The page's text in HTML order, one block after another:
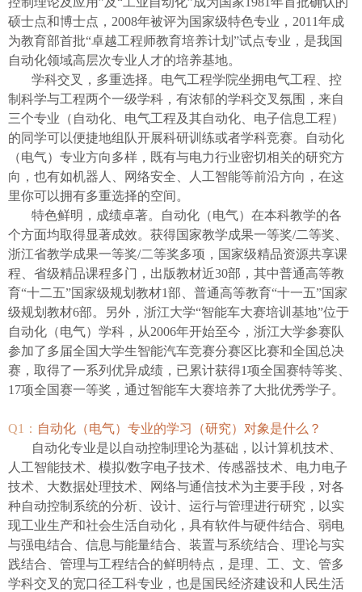
硕士点和博士点， 2008年被评为国家级特色专业， 2011年成
为教育部首批“卓越工程师教育培养计划 ”试点专业，是我国
自动化领域高层次专业人才的培养基地。
学科交叉，多重选择。 电气工程学院坐拥电气工程、控
制科学与工程两个一级学科，有浓郁的学科交叉氛围，来自
三个专业（自动化、电气工程及其自动化、电子信息工程）
的同学可以便捷地组队开展科研训练或者学科竞赛。自动化
（电气）专业方向多样，既有与电力行业密切相关的研究方
向，也有如机器人、网络安全、人工智能等前沿方向，在这
里你可以拥有多重选择的空间。
特色鲜明，成绩卓著。
自动化（电气）在本科教学的各
个方面均取得显著成效。获得国家教学成果一等奖/二等奖、
浙江省教学成果一等奖/二等奖多项，国家级精品资源共享课
程、省级精品课程多门，出版教材近30部，其中普通高等教
育“十二五”国家级规划教材1部、普通高等教育“十一五”国家
级规划教材6部。另外，浙江大学“智能车大赛培训基地”位于
自动化（电气）学科，从2006年开始至今，浙江大学参赛队
参加了多届全国大学生智能汽车竞赛分赛区比赛和全国总决
赛，取得了一系列优异成绩，已累计获得1项全国赛特等奖、
17项全国赛一等奖，通过智能车大赛培养了大批优秀学子。
Q1 ： 自动化（电气）专业的学习（研究）对象是什么？
自动化专业是以自动控制理论为基础，以计算机技术、
人工智能技术、模拟/数字电子技术、传感器技术、电力电子
技术、大数据处理技术、网络与通信技术为主要手段，对各
种自动控制系统的分析、设计、运行与管理进行研究，以实
现工业生产和社会生活自动化，具有软件与硬件结合、弱电
与强电结合、信息与能量结合、装置与系统结合、理论与实
践结合、管理与工程结合的鲜明特点，是理、工、文、管多
学科交叉的宽口径工科专业，也是国民经济建设和人民生活